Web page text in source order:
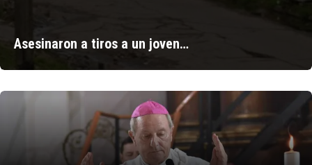
Asesinaron a tiros a un joven…